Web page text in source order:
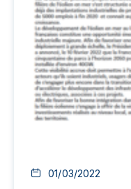
01/03/2022